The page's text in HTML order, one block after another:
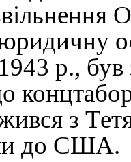
р.,
з
до США.